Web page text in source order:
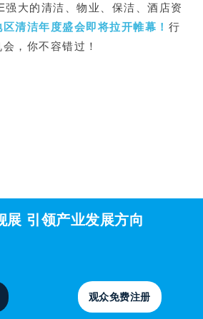
大的清洁、物业、保洁、酒店资
清洁年度盛会即将拉开帷幕！ 行
，你不容错过！
展 引领产业发展方向
观众免费注册